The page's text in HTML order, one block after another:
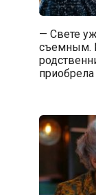
— Свете
съемным.